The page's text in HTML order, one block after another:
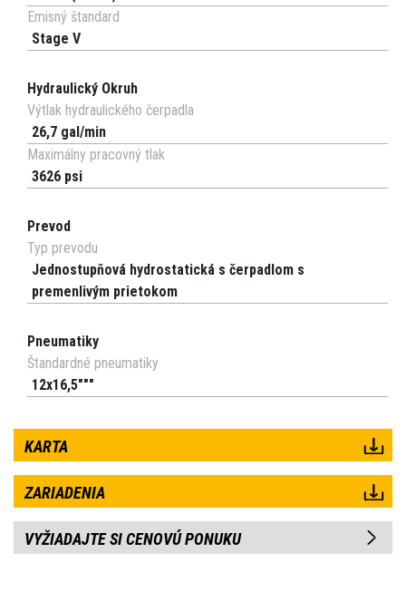
Emisný štandard
Stage V
Hydraulický Okruh
Výtlak hydraulického čerpadla
26,7 gal/min
Maximálny pracovný tlak
3626 psi
Prevod
Typ prevodu
Jednostupňová hydrostatická s čerpadlom s
premenlivým prietokom
Pneumatiky
Štandardné pneumatiky
12x16,5"""
KARTA
ZARIADENIA
VYŽIADAJTE SI CENOVÚ PONUKU